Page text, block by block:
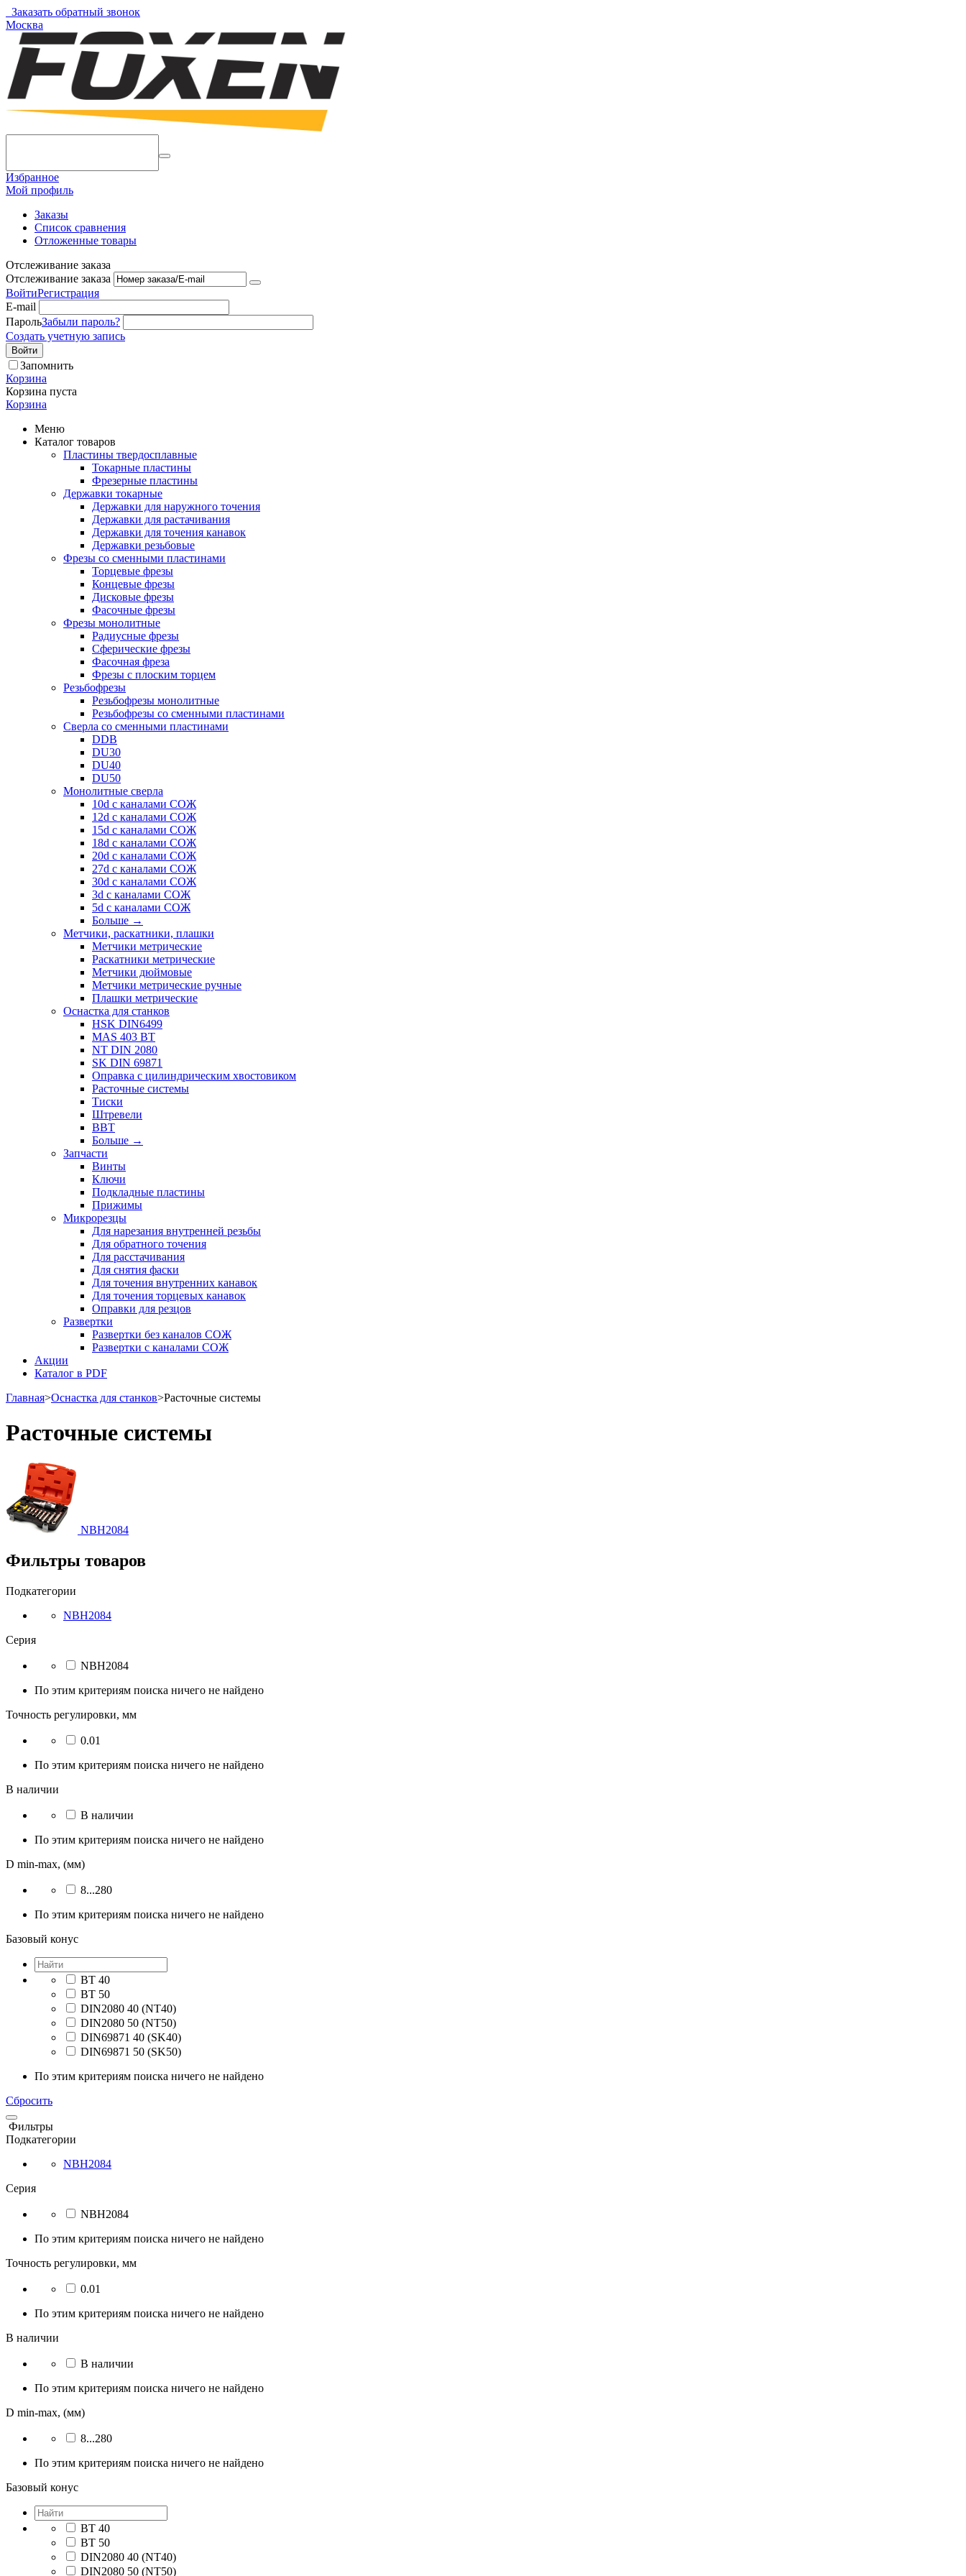
Заказать обратный звонок
Москва
Избранное
Мой профиль
Заказы
Список сравнения
Отложенные товары
Отслеживание заказа
Отслеживание заказа
ВойтиРегистрация
E-mail
ПарольЗабыли пароль?
Создать учетную запись
Войти
Запомнить
Корзина
Корзина пуста
Корзина
Меню
Каталог товаров
Пластины твердосплавные
Токарные пластины
Фрезерные пластины
Державки токарные
Державки для наружного точения
Державки для растачивания
Державки для точения канавок
Державки резьбовые
Фрезы со сменными пластинами
Торцевые фрезы
Концевые фрезы
Дисковые фрезы
Фасочные фрезы
Фрезы монолитные
Радиусные фрезы
Сферические фрезы
Фасочная фреза
Фрезы с плоским торцем
Резьбофрезы
Резьбофрезы монолитные
Резьбофрезы со сменными пластинами
Сверла со сменными пластинами
DDB
DU30
DU40
DU50
Монолитные сверла
10d с каналами СОЖ
12d с каналами СОЖ
15d с каналами СОЖ
18d с каналами СОЖ
20d с каналами СОЖ
27d с каналами СОЖ
30d с каналами СОЖ
3d с каналами СОЖ
5d с каналами СОЖ
Больше →
Метчики, раскатники, плашки
Метчики метрические
Раскатники метрические
Метчики дюймовые
Метчики метрические ручные
Плашки метрические
Оснастка для станков
HSK DIN6499
MAS 403 BT
NT DIN 2080
SK DIN 69871
Оправка с цилиндрическим хвостовиком
Расточные системы
Тиски
Штревели
BBT
Больше →
Запчасти
Винты
Ключи
Подкладные пластины
Прижимы
Микрорезцы
Для нарезания внутренней резьбы
Для обратного точения
Для расстачивания
Для снятия фаски
Для точения внутренних канавок
Для точения торцевых канавок
Оправки для резцов
Развертки
Развертки без каналов СОЖ
Развертки с каналами СОЖ
Акции
Каталог в PDF
Главная>Оснастка для станков>Расточные системы
Расточные системы
NBH2084
Фильтры товаров
Подкатегории
NBH2084
Серия
NBH2084
По этим критериям поиска ничего не найдено
Точность регулировки, мм
0.01
По этим критериям поиска ничего не найдено
В наличии
В наличии
По этим критериям поиска ничего не найдено
D min-max, (мм)
8...280
По этим критериям поиска ничего не найдено
Базовый конус
BT 40
BT 50
DIN2080 40 (NT40)
DIN2080 50 (NT50)
DIN69871 40 (SK40)
DIN69871 50 (SK50)
По этим критериям поиска ничего не найдено
Сбросить
Фильтры
Подкатегории
NBH2084
Серия
NBH2084
По этим критериям поиска ничего не найдено
Точность регулировки, мм
0.01
По этим критериям поиска ничего не найдено
В наличии
В наличии
По этим критериям поиска ничего не найдено
D min-max, (мм)
8...280
По этим критериям поиска ничего не найдено
Базовый конус
BT 40
BT 50
DIN2080 40 (NT40)
DIN2080 50 (NT50)